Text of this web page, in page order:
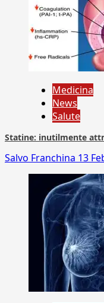
Medicina
News
Salute
Statine: inutilmente
Salvo Franchina 13